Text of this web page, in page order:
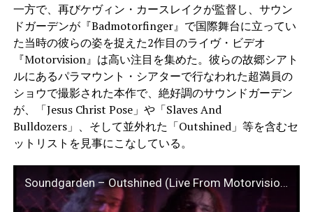
一方で、再びケヴィン・カースレイクが監督し、サウン
ドガーデンが『Badmotorfinger』で国際舞台に立ってい
た当時の彼らの姿を捉えた2作目のライヴ・ビデオ
『Motorvision』は高い注目を集めた。彼らの故郷シアト
ルにあるパラマウント・シアターで行なわれた超満員の
ショウで撮影された本作で、絶好調のサウンドガーデン
が、「Jesus Christ Pose」や「Slaves And
Bulldozers」、そして並外れた「Outshined」等を含むセ
ットリストを見事にこなしている。
Soundgarden – Outshined (Live From Motorvision)